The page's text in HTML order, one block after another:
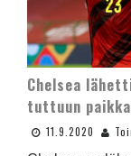
Chelsea
tuttuun
11.9.2020